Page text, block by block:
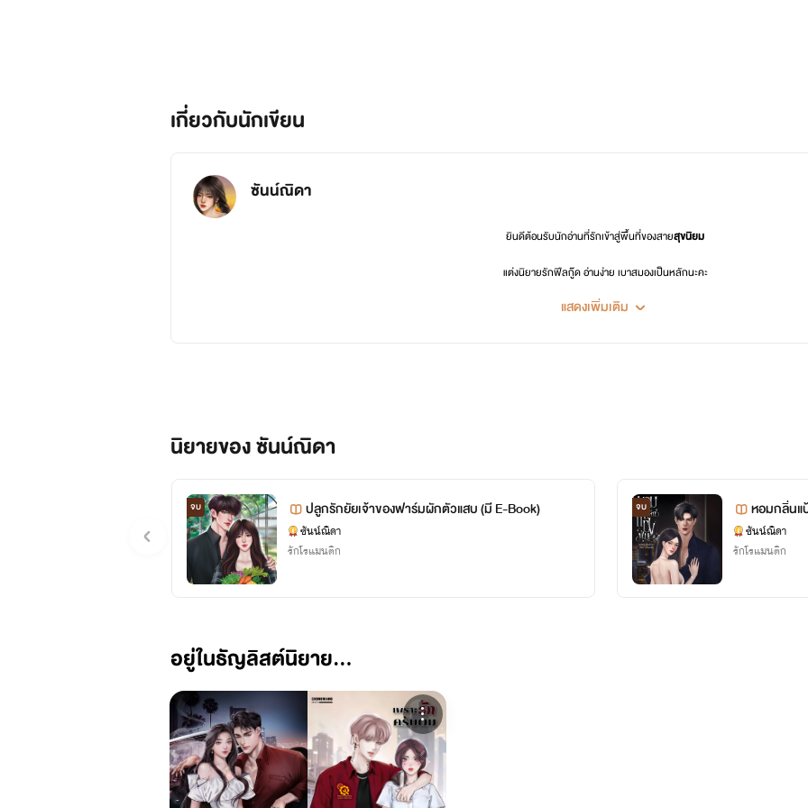
เกี่ยวกับนักเขียน
ซันน์ณิดา
ยินดีต้อนรับนักอ่านที่รักเข้าสู่พื้นที่ของสายสุขนิยม
แต่งนิยายรักฟีลกู๊ด อ่านง่าย เบาสมองเป็นหลักนะคะ
ขอบคุณนักอ่านผู้เป็นที่รักที่ค้นพบนามปากกานี้ ฝากนักฝึกเขียนคนนี้ไว้ในอ้อมอกอ้อมใจ ฝากติดตามผลงานและฝากกดติดตาม
แสดงเพิ่มเติม
นิยายของ ซันน์ณิดา
จบ ปลูกรักยัยเจ้าของฟาร์มผักตัวแสบ (มี E-Book)
ซันน์ณิดา
รักโรแมนติก
จบ หอมกลิ่นแ
ซันน์ณิดา
รักโรแมนติก
อยู่ในธัญลิสต์นิยาย...